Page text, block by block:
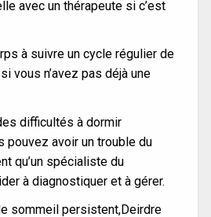
avec un thérapeute si c’est
à suivre un cycle régulier de
vous n’avez pas déjà une
difficultés à dormir
pouvez avoir un trouble du
qu’un spécialiste du
à diagnostiquer et à gérer.
sommeil persistent,Deirdre